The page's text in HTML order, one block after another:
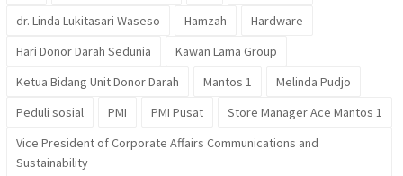
dr. Linda Lukitasari Waseso
Hamzah
Hardware
Hari Donor Darah Sedunia
Kawan Lama Group
Ketua Bidang Unit Donor Darah
Mantos 1
Melinda Pudjo
Peduli sosial
PMI PMI Pusat
Store Manager Ace Mantos 1
Vice President of Corporate Affairs Communications and
Sustainability